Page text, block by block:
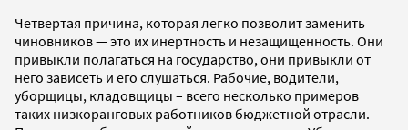
Четвертая причина, которая легко позволит заменить
чиновников — это их инертность и незащищенность. Они
привыкли полагаться на государство, они привыкли от
него зависеть и его слушаться. Рабочие, водители,
уборщицы, кладовщицы – всего несколько примеров
таких низкоранговых работников бюджетной отрасли.